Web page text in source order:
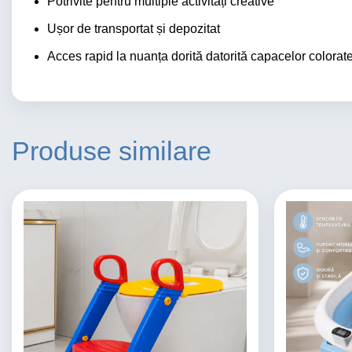
Ușor de transportat și depozitat
Acces rapid la nuanța dorită datorită capacelor
Produse similare